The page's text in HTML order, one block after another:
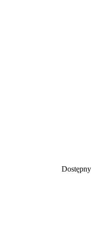
Dostępny